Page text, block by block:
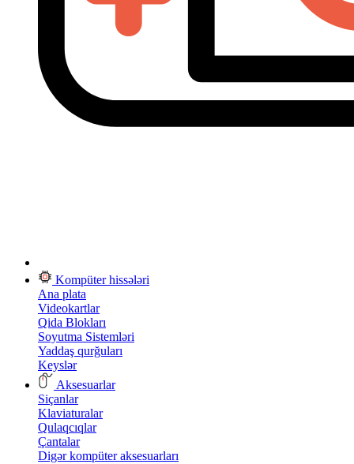
Kompüter hissələri
Ana plata
Videokartlar
Qida Blokları
Soyutma Sistemləri
Yaddaş qurğuları
Keyslər
Aksesuarlar
Siçanlar
Klaviaturalar
Qulaqcıqlar
Çantalar
Digər kompüter aksesuarları